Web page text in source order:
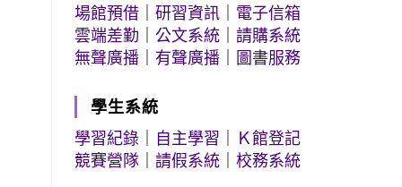
場館預借 ｜研習資訊
電子信箱
雲端差勤 ｜公文系統 ｜請購系統
無聲廣播
有聲廣播 圖書服務
學生系統
學習紀錄
自主學習
Ｋ館登記
競賽營隊 ｜請假系統 ｜校務系統